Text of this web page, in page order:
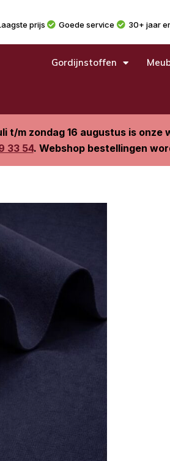
prijs Goede service 30+ jaar
Gordijnstoffen
t/m zondag 16 augustus is
33 54. Webshop bestellingen